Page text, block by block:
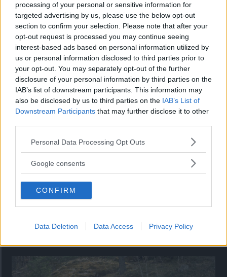
processing of your personal or sensitive information for
targeted advertising by us, please use the below opt-out
section to confirm your selection. Please note that after your
opt-out request is processed you may continue seeing
interest-based ads based on personal information utilized by
us or personal information disclosed to third parties prior to
your opt-out. You may separately opt-out of the further
disclosure of your personal information by third parties on the
IAB’s list of downstream participants. This information may
also be disclosed by us to third parties on the IAB’s List of
Downstream Participants that may further disclose it to other
Please note that this website/app uses one or more Google
not limited to your visit or usage behaviour. You may click to
use your data for below specified purposes in below Google
consent section.
Personal Data Processing Opt Outs
Google consents
CONFIRM
Data Deletion Data Access Privacy Policy
”God chans att bli ny favorit”
Utbudet av terrängdugliga kombibilar har krympt men fylls
nu på av eldrivna Toyota bZ4X Touring. Vi provkör.
Så står sig nya Toyota RAV4